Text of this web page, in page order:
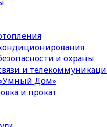
и охраны
и
«Умный Дом»
и прокат